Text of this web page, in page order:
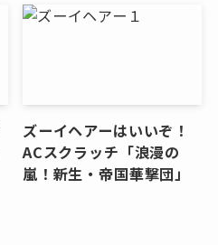
ズーイヘアーはいいぞ！
ACスクラッチ「浪漫の
嵐！新生・帝国華撃団」